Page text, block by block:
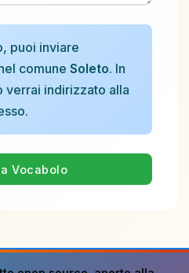
puoi inviare
comune Soleto. In
verrai indirizzato alla
Vocabolo